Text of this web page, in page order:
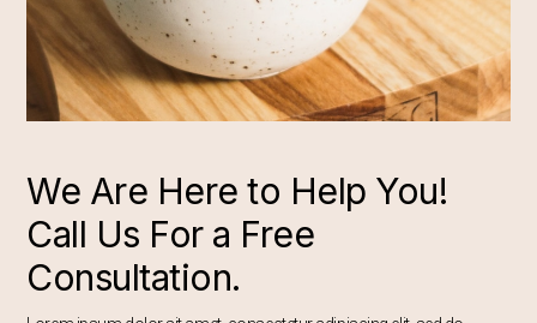
We Are Here to Help You!
Call Us For a Free
Consultation.